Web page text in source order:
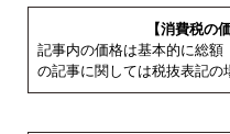
【消費税の
記事内の価格は基本的に総額
の記事に関しては税抜表記の